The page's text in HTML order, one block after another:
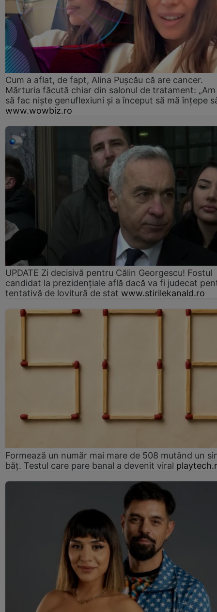
Cum a aflat, de fapt, Alina Pușcău că are cancer.
Mărturia făcută chiar din salonul de tratament:
să fac niște genuflexiuni și a început să mă înțepe
www.wowbiz.ro
UPDATE Zi decisivă pentru Călin Georgescu! Fostul
candidat la prezidențiale află dacă va fi judecat
tentativă de lovitură de stat www.stirilekanald.ro
Formează un număr mai mare de 508 mutând un
băț. Testul care pare banal a devenit viral